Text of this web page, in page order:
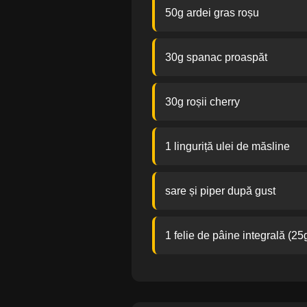
50g ardei gras roșu
30g spanac proaspăt
30g roșii cherry
1 linguriță ulei de măsline
sare și piper după gust
1 felie de pâine integrală